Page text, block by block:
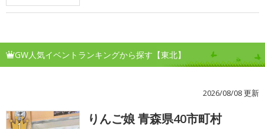
GW人気イベントランキングから探す【東北】
2026/08/08 更新
りんご娘 青森県40市町村